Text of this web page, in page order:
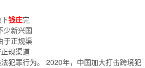
钱庄完
少新兴国
于正规渠
规渠道
犯罪行为。 2020年，中国加大打击跨境犯